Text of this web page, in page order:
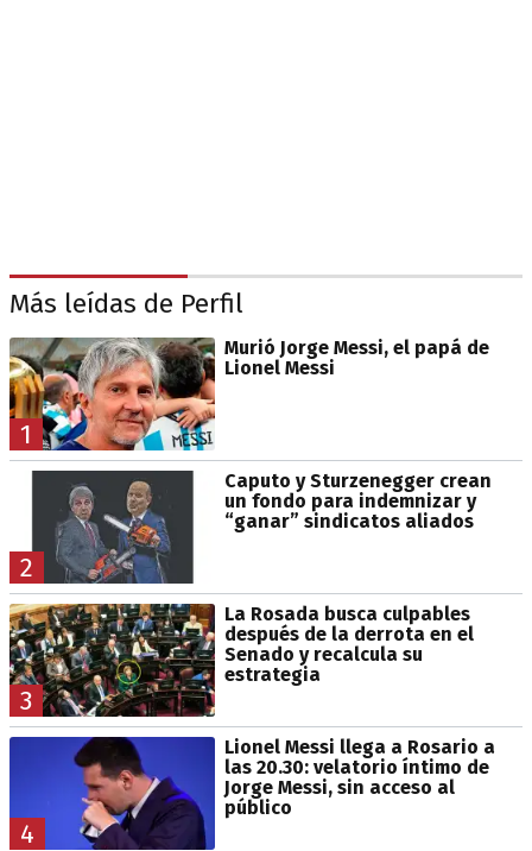
Más leídas de Perfil
1
Murió Jorge Messi, el papá de
Lionel Messi
2
Caputo y Sturzenegger crean
un fondo para indemnizar y
“ganar” sindicatos aliados
3
La Rosada busca culpables
después de la derrota en el
Senado y recalcula su
estrategia
4
Lionel Messi llega a Rosario a
las 20.30: velatorio íntimo de
Jorge Messi, sin acceso al
público